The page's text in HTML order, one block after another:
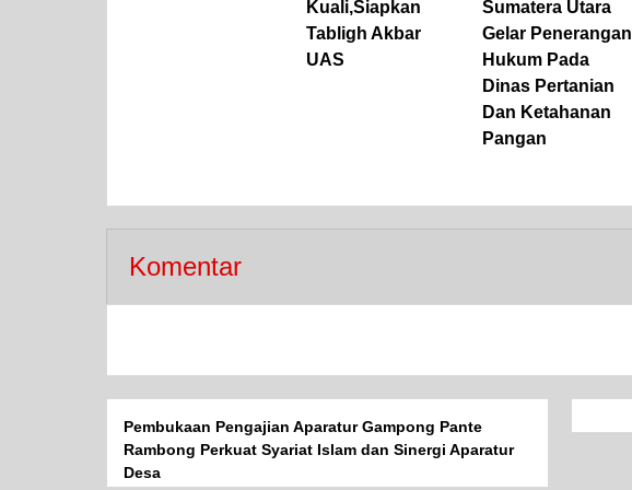
Kuali,Siapkan
Tabligh Akbar
UAS
Sumatera Utara
Gelar Penerangan
Hukum Pada
Dinas Pertanian
Dan Ketahanan
Pangan
Komentar
Pembukaan Pengajian Aparatur Gampong Pante
Rambong Perkuat Syariat Islam dan Sinergi Aparatur
Desa